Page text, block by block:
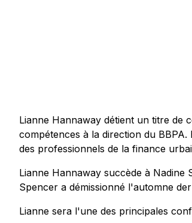
Lianne Hannaway détient un titre de
compétences à la direction du
des professionnels de la finance
Lianne Hannaway succède à Nadine
Spencer a démissionné l'automne
Lianne sera l'une des principales